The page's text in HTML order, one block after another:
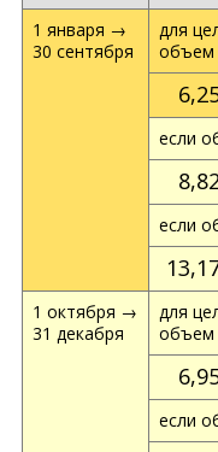
1 января →
30 сентября
для
объем
если
если
1 октября →
31 декабря
для
объем
если